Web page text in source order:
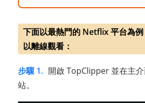
下面以最熱門的 Netflix 平台為
以離線觀看：
步驟 1. 開啟 TopClipper 並在主
站。